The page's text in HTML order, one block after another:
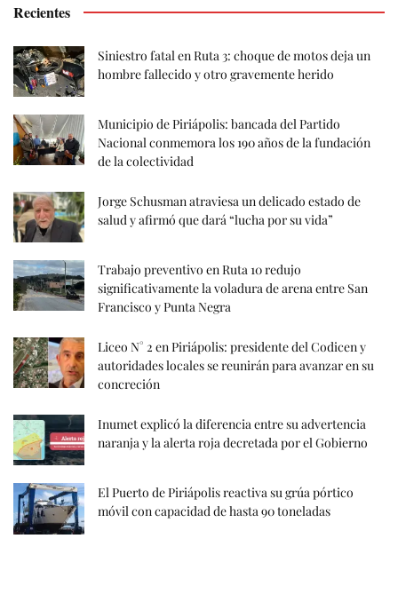
Recientes
Siniestro fatal en Ruta 3: choque de motos deja un
hombre fallecido y otro gravemente herido
Municipio de Piriápolis: bancada del Partido
Nacional conmemora los 190 años de la fundación
de la colectividad
Jorge Schusman atraviesa un delicado estado de
salud y afirmó que dará “lucha por su vida”
Trabajo preventivo en Ruta 10 redujo
significativamente la voladura de arena entre San
Francisco y Punta Negra
Liceo N° 2 en Piriápolis: presidente del Codicen y
autoridades locales se reunirán para avanzar en su
concreción
Inumet explicó la diferencia entre su advertencia
naranja y la alerta roja decretada por el Gobierno
El Puerto de Piriápolis reactiva su grúa pórtico
móvil con capacidad de hasta 90 toneladas